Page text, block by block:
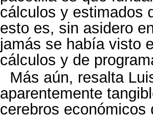
cálculos y estimados
esto es, sin asidero
jamás se había visto
cálculos y de
Más aún, resalta
aparentemente
cerebros económicos